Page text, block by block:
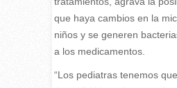
que haya cambios en la
niños y se generen
a los medicamentos.
“Los pediatras tenemos